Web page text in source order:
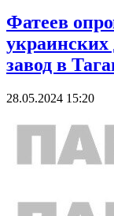
Фатеев
завод в
28.05.2024 15:20